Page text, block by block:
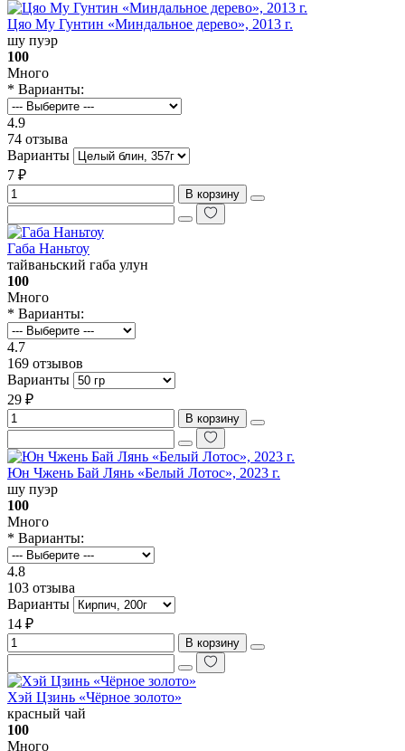
Цяо Му Гунтин «Миндальное дерево», 2013 г.
шу пуэр
100
Много
* Варианты:
4.9
74 отзыва
Варианты
7 ₽
В корзину
Габа Наньтоу
тайваньский габа улун
100
Много
* Варианты:
4.7
169 отзывов
Варианты
29 ₽
В корзину
Юн Чжень Бай Лянь «Белый Лотос», 2023 г.
шу пуэр
100
Много
* Варианты:
4.8
103 отзыва
Варианты
14 ₽
В корзину
Хэй Цзинь «Чёрное золото»
красный чай
100
Много